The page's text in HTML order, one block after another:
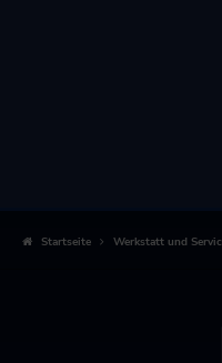
Startseite Werkstatt und